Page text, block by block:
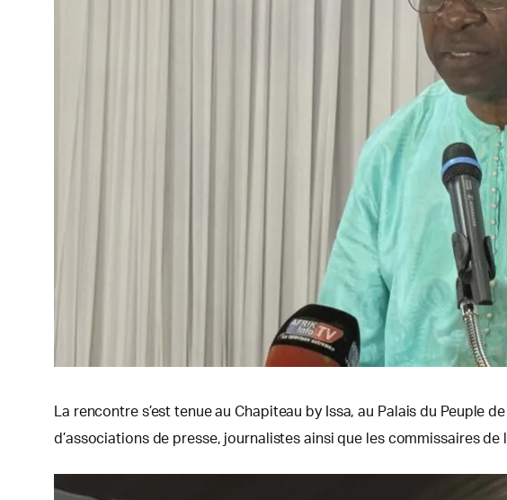
La rencontre s’est tenue au Chapiteau by Issa, au Palais du
d’associations de presse, journalistes ainsi que les commissaires